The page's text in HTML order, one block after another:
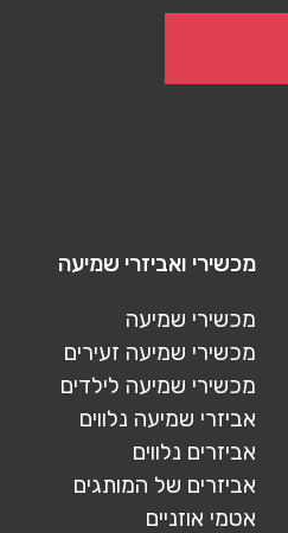
מכשירי ואביזרי שמיעה
מכשירי שמיעה
מכשירי שמיעה זעירים
מכשירי שמיעה לילדים
אביזרי שמיעה נלווים
אביזרים נלווים
אביזרים של המותגים
אטמי אוזניים